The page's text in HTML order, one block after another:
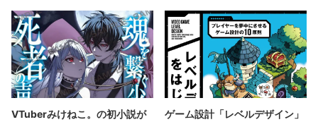
VTuberみけねこ。の初小説が
ゲーム設計「レベルデザイン」